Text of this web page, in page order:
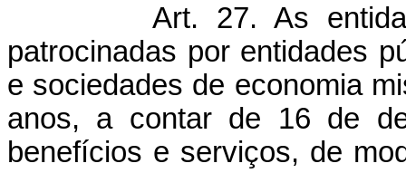
Art. 27. As
patrocinadas por entidades
e sociedades de economia
anos, a contar de 16 de
benefícios e serviços, de